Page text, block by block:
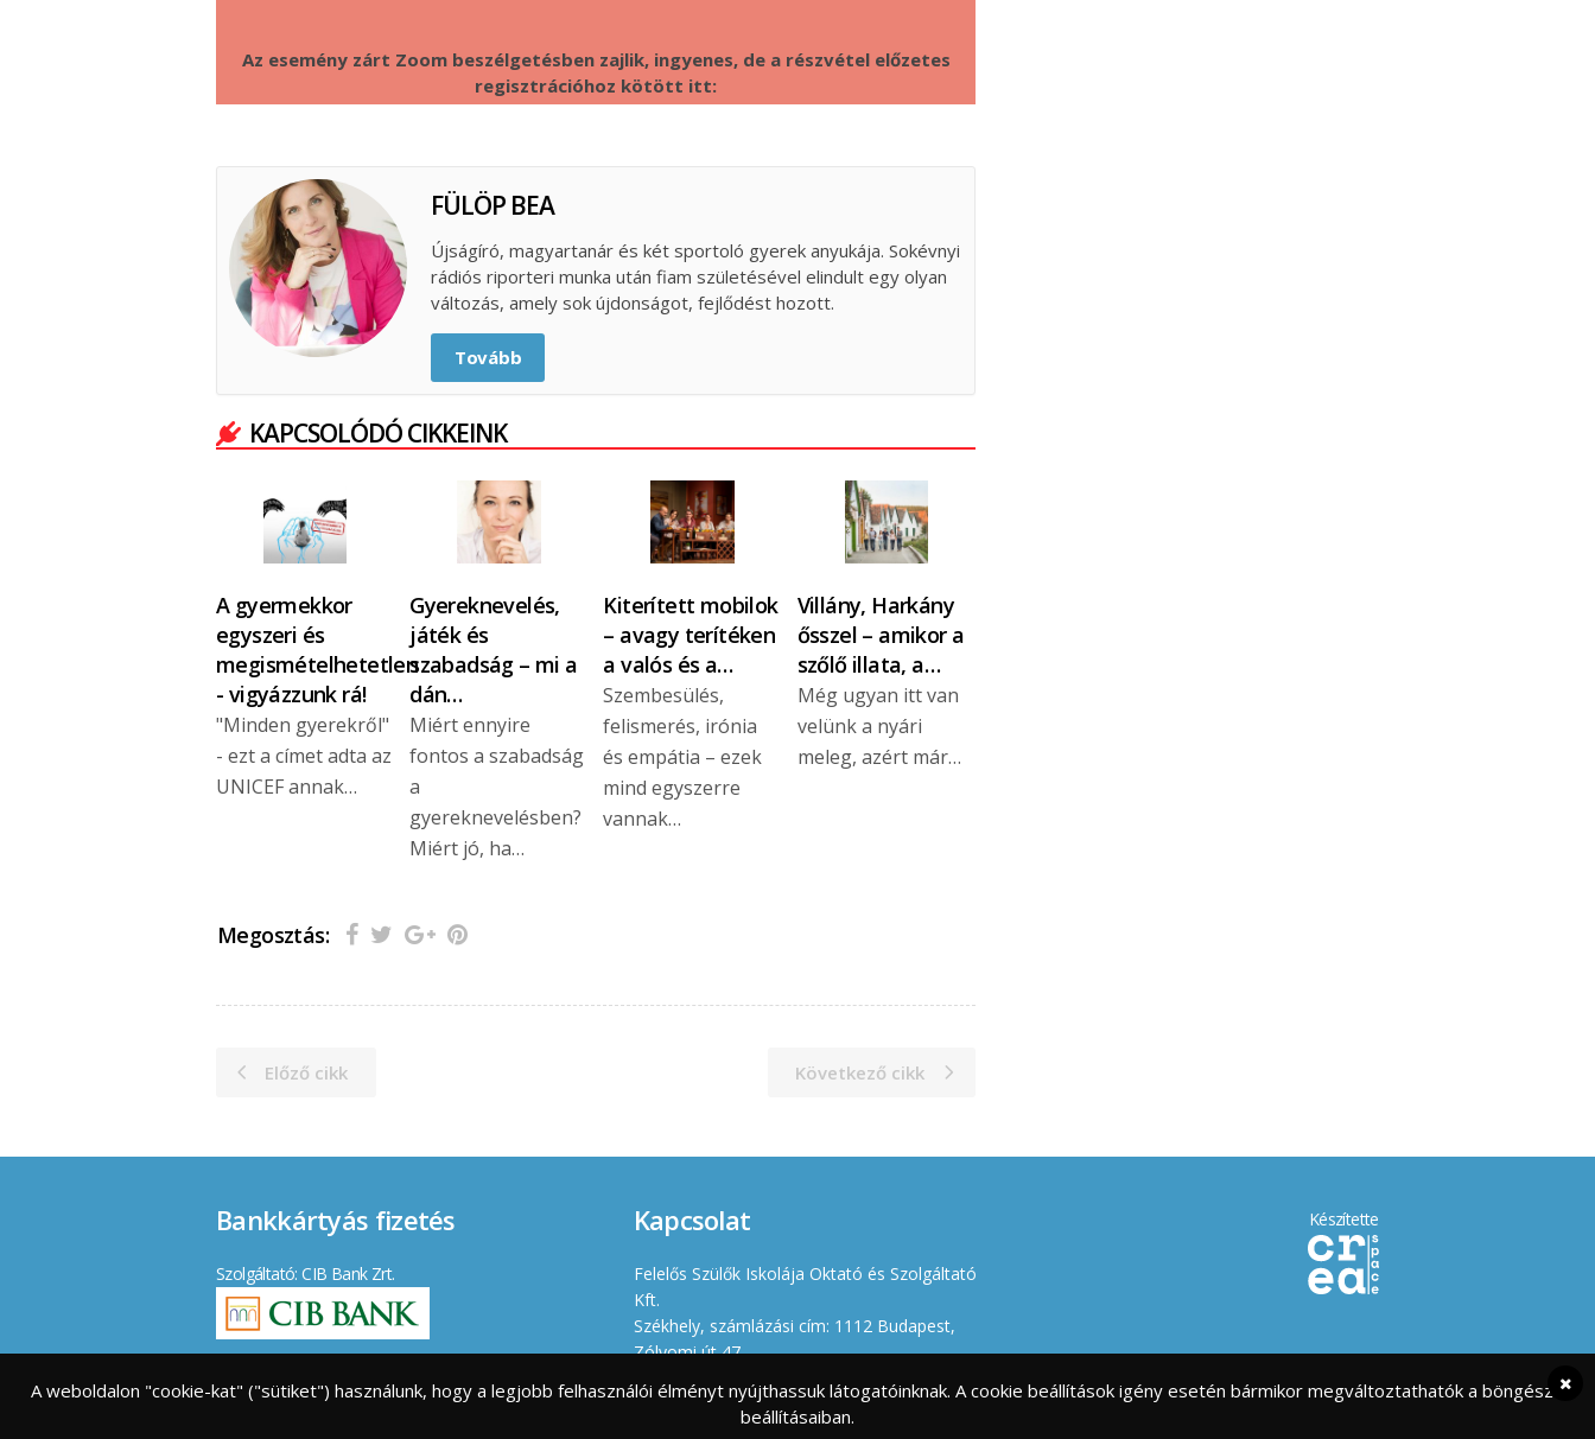
Az esemény zárt Zoom beszélgetésben zajlik, ingyenes, de a részvétel előzetes
regisztrációhoz kötött itt:
FÜLÖP BEA
Újságíró, magyartanár és két sportoló gyerek anyukája. Sokévnyi
rádiós riporteri munka után fiam születésével elindult egy olyan
változás, amely sok újdonságot, fejlődést hozott.
Tovább
KAPCSOLÓDÓ CIKKEINK
A gyermekkor
egyszeri és
megismételhetetlen
- vigyázzunk rá!
"Minden gyerekről"
- ezt a címet adta az
UNICEF annak…
Gyereknevelés,
játék és
szabadság – mi a
dán…
Miért ennyire
fontos a szabadság
a
gyereknevelésben?
Miért jó, ha…
Kiterített mobilok
– avagy terítéken
a valós és a…
Szembesülés,
felismerés, irónia
és empátia – ezek
mind egyszerre
vannak…
Villány, Harkány
ősszel – amikor a
szőlő illata, a…
Még ugyan itt van
velünk a nyári
meleg, azért már…
Megosztás:
Előző cikk Következő cikk
Bankkártyás fizetés
Szolgáltató: CIB Bank Zrt.
Kapcsolat
Felelős Szülők Iskolája Oktató és Szolgáltató
Kft.
Székhely, számlázási cím: 1112 Budapest,
Zólyomi út 47.
Cégjegyzékszám: 01 09 966630
Adószám: 23461176-2-43
Készítette
A weboldalon "cookie-kat" ("sütiket") használunk, hogy a legjobb felhasználói élményt nyújthassuk látogatóinknak. A cookie beállítások igény esetén bármikor megváltoztathatók a böngésző
beállításaiban.